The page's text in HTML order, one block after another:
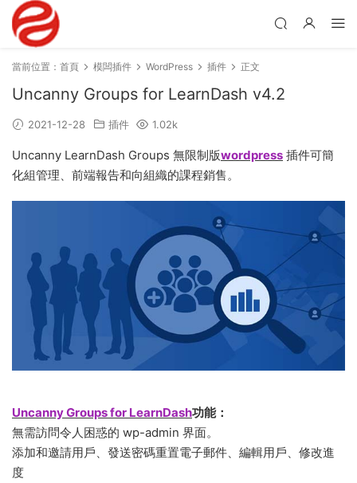
當前位置： 首頁 模闆插件 WordPress 插件 正文
Uncanny Groups for LearnDash v4.2
2021-12-28 插件 1.02k
Uncanny LearnDash Groups 無限制版wordpress 插件可簡
化組管理、前端報告和向組織的課程銷售。
Uncanny Groups for LearnDash功能：
無需訪問令人困惑的 wp-admin 界面。
添加和邀請用戶、發送密碼重置電子郵件、編輯用戶、修改進
度